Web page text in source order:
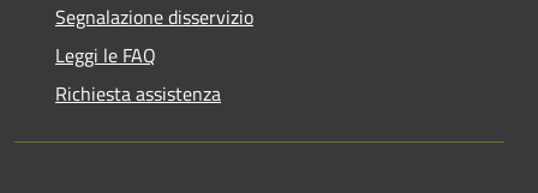
Segnalazione disservizio
Leggi le FAQ
Richiesta assistenza